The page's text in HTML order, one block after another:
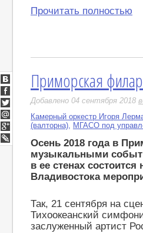
Прочитать полностью
Приморская
Добавлено 04 сентября 2018
Камерный оркестр Игоря
(валторна), МГАСО под
Осень 2018 года в
музыкальными
в ее стенах
Владивостока
Так, 21 сентября на
Тихоокеанский
заслуженный артист
ВКонтакте
Facebook
Twitter
Мой
Мир
Google+
LiveJournal